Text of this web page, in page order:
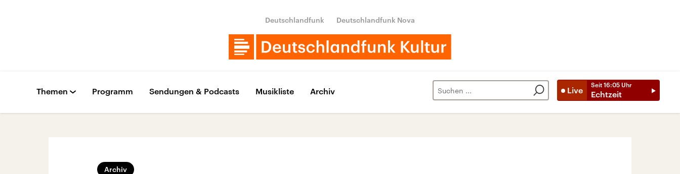
Deutschlandfunk Deutschlandfunk Nova
Live
Seit 16:05 Uhr
Echtzeit
Themen Programm Sendungen & Podcasts Musikliste Archiv
Archiv